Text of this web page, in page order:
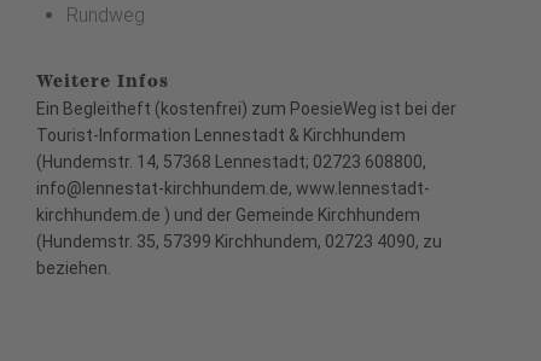
Rundweg
Weitere Infos
Ein Begleitheft (kostenfrei) zum PoesieWeg ist bei der
Tourist-Information Lennestadt & Kirchhundem
(Hundemstr. 14, 57368 Lennestadt; 02723 608800,
info@lennestat-kirchhundem.de, www.lennestadt-
kirchhundem.de ) und der Gemeinde Kirchhundem
(Hundemstr. 35, 57399 Kirchhundem, 02723 4090, zu
beziehen.